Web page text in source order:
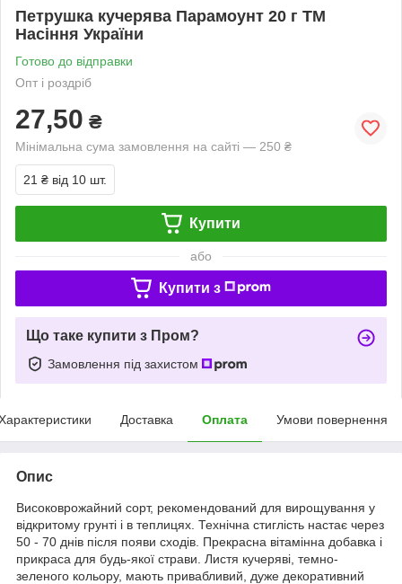
Петрушка кучерява Парамоунт 20 г ТМ
Насіння України
Готово до відправки
Опт і роздріб
27,50 ₴
Мінімальна сума замовлення на сайті — 250 ₴
21 ₴ від 10 шт.
Купити
або
Купити з
Що таке купити з Пром?
Замовлення під захистом
Доставка Оплата Умови повернення
Опис
Високоврожайний сорт, рекомендований для вирощування у
відкритому грунті і в теплицях. Технічна стиглість настає через
50 - 70 днів після появи сходів. Прекрасна вітамінна добавка і
прикраса для будь-якої страви. Листя кучеряві, темно-
зеленого кольору, мають привабливий, дуже декоративний